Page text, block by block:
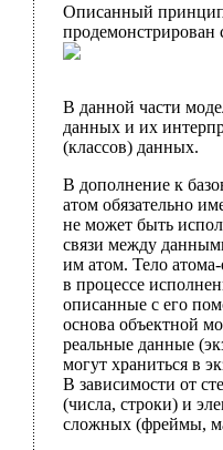
Описанный принцип
В данной части
данных и их
(классов) данных.
В дополнение к
атом обязательно
не может быть
связи между
им атом. Тело
в процессе
описанные с его
основа объектной
реальные данные
могут храниться в
В зависимости от
(числа, строки) и
сложных (фреймы,